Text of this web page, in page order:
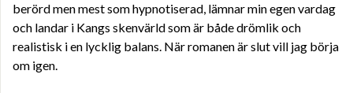
berörd men mest som hypnotiserad, lämnar min egen vardag
och landar i Kangs skenvärld som är både drömlik och
realistisk i en lycklig balans. När romanen är slut vill jag börja
om igen.